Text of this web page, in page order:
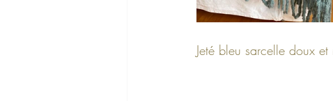
Jeté bleu sarcelle doux